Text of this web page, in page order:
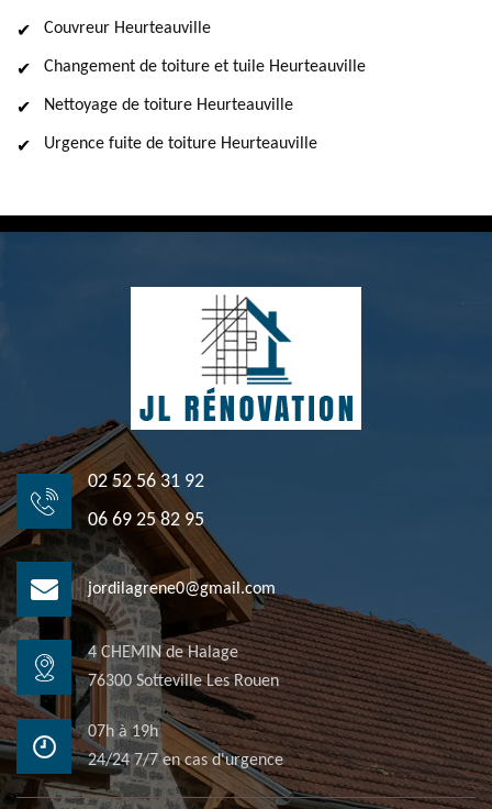
Couvreur Heurteauville
Changement de toiture et tuile Heurteauville
Nettoyage de toiture Heurteauville
Urgence fuite de toiture Heurteauville
02 52 56 31 92
06 69 25 82 95
jordilagrene0@gmail.com
4 CHEMIN de Halage
76300 Sotteville Les Rouen
07h à 19h
24/24 7/7 en cas d'urgence